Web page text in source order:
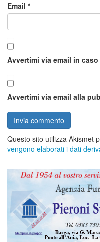
Email *
Avvertimi via email in
Avvertimi via email alla
Questo sito utilizza Akismet
vengono elaborati i dati